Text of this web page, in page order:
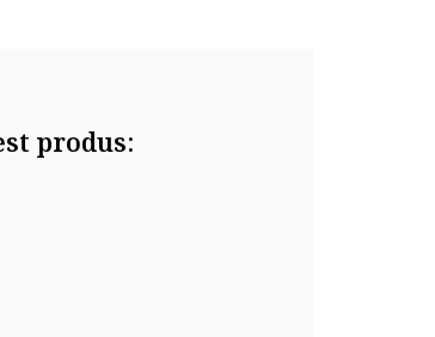
produs: